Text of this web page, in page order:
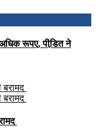
रूपए, पीडि़त ने